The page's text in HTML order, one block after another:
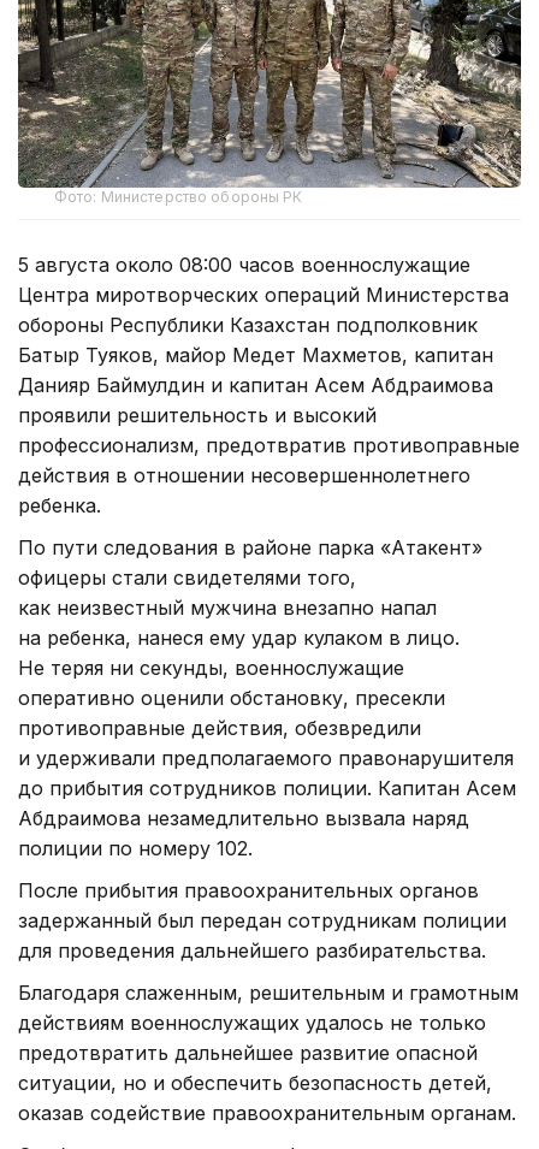
Фото: Министерство обороны РК
5 августа около 08:00 часов военнослужащие
Центра миротворческих операций Министерства
обороны Республики Казахстан подполковник
Батыр Туяков, майор Медет Махметов, капитан
Данияр Баймулдин и капитан Асем Абдраимова
проявили решительность и высокий
профессионализм, предотвратив противоправные
действия в отношении несовершеннолетнего
ребенка.
По пути следования в районе парка «Атакент»
офицеры стали свидетелями того,
как неизвестный мужчина внезапно напал
на ребенка, нанеся ему удар кулаком в лицо.
Не теряя ни секунды, военнослужащие
оперативно оценили обстановку, пресекли
противоправные действия, обезвредили
и удерживали предполагаемого правонарушителя
до прибытия сотрудников полиции. Капитан Асем
Абдраимова незамедлительно вызвала наряд
полиции по номеру 102.
После прибытия правоохранительных органов
задержанный был передан сотрудникам полиции
для проведения дальнейшего разбирательства.
Благодаря слаженным, решительным и грамотным
действиям военнослужащих удалось не только
предотвратить дальнейшее развитие опасной
ситуации, но и обеспечить безопасность детей,
оказав содействие правоохранительным органам.